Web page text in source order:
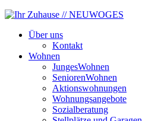
Über uns
Kontakt
Wohnen
JungesWohnen
SeniorenWohnen
Aktionswohnungen
Wohnungsangebote
Sozialberatung